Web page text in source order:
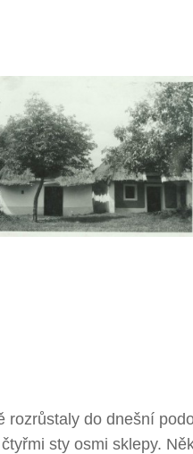
rozrůstaly do dnešní
sty osmi sklepy.